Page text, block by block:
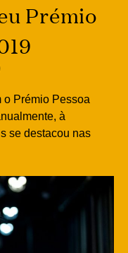
Prémio
o Prémio Pessoa
à
se destacou nas